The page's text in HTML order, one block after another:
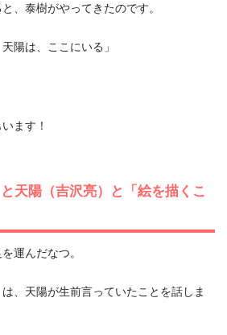
、泰樹がやってきたのです。
陽は、ここにいる」
ます！
天陽（吉沢亮）と「絵を描くこ
運んだなつ。
、天陽が生前言っていたことを話しま